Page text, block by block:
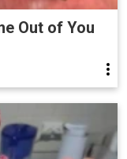
Out of You